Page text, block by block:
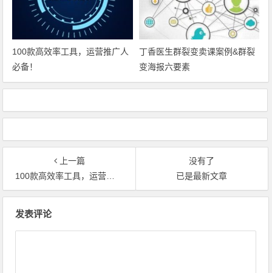
100款高效率工具，运营推广人
必备！
丁香医生群裂变卖课案例&群裂
变海报六要素
上一篇
100款高效率工具，运营推广人必备！
没有了
已是最新文章
发表评论